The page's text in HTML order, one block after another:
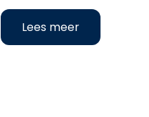
Lees meer